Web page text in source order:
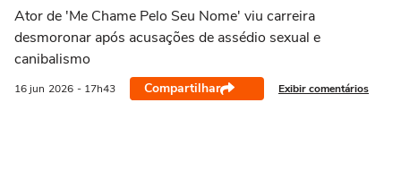
Ator de 'Me Chame Pelo Seu Nome' viu carreira
desmoronar após acusações de assédio sexual e
canibalismo
16 jun 2026 - 17h43 Compartilhar Exibir comentários